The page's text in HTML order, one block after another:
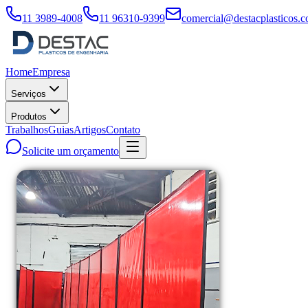
11 3989-4008 11 96310-9399
HomeEmpresa
Serviços
Produtos
TrabalhosGuiasArtigosContato
Solicite um orçamento